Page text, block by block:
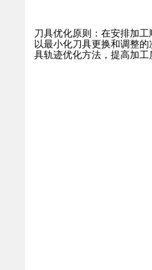
刀具优化原则：在安排加
以最小化刀具更换和调整
具轨迹优化方法，提高加工